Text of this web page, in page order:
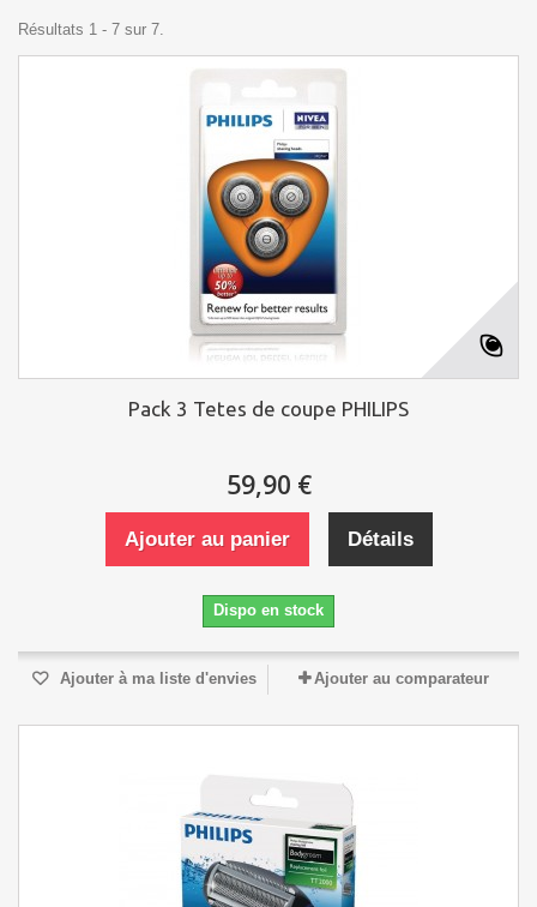
Résultats 1 - 7 sur 7.
Pack 3 Tetes de coupe PHILIPS
59,90 €
Ajouter au panier Détails
Dispo en stock
Ajouter à ma liste d'envies Ajouter au comparateur